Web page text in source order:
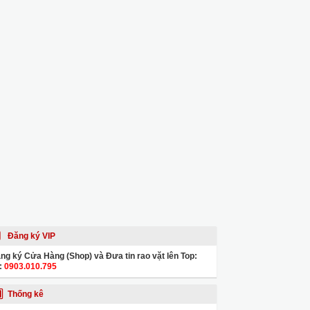
Đăng ký VIP
ký Cửa Hàng (Shop) và Đưa tin rao vặt lên Top:
0903.010.795
Thống kê